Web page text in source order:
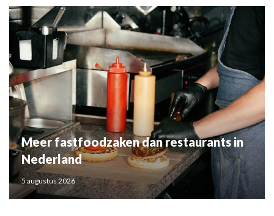
Meer fastfoodzaken dan restaurants in
Nederland
5 augustus 2026